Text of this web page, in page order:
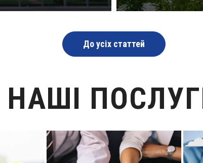
До усіх статтей
НАШІ